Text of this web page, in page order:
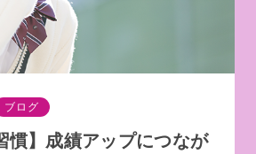
ブログ
慣】成績アップにつなが